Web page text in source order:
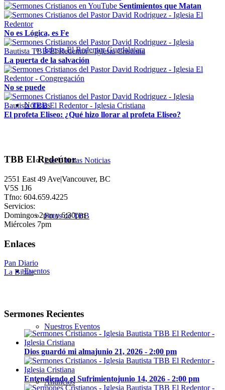
Iglesia El Redentor Guadalajara
Noticias
Las Últimas Noticias
Fotos de TBB
Eventos
Nuestros Eventos
Anuncios
Sentimientos que Matan
No es Lógica, es Fe
La puerta de la salvación
No se puede
El profeta Eliseo: ¿Qué hizo llorar al profeta Eliseo?
TBB El Redentor
2551 East 49 Ave|Vancouver, BC
V5S 1J6
Tfno: 604.659.4225
Servicios:
Domingos 2pm y 6:30pm
Miércoles 7pm
Enlaces
Pan Diario
La Biblia
Sermones Recientes
Dios guardó mi almajunio 21, 2026 - 2:00 pm
Entendiendo el Sufrimientojunio 14, 2026 - 2:00 pm